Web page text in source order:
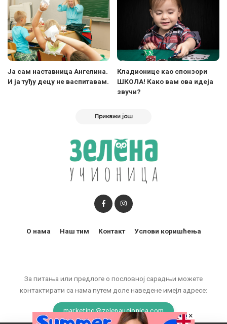
Ја сам наставница Ангелина.
И ја туђу децу не васпитавам.
Кладионице као спонзори
ШКОЛА! Како вам ова идеја
звучи?
Прикажи још
За питања или предлоге о пословној сарадњи можете
контактирати са нама путем доле наведене имејл адресе:
marketing@zelenaucionica.com
О нама Наш тим Контакт Услови коришћења
×